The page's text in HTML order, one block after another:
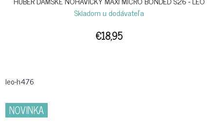
Skladom u dodávateľa
€18,95
leo-h476
NOVINKA